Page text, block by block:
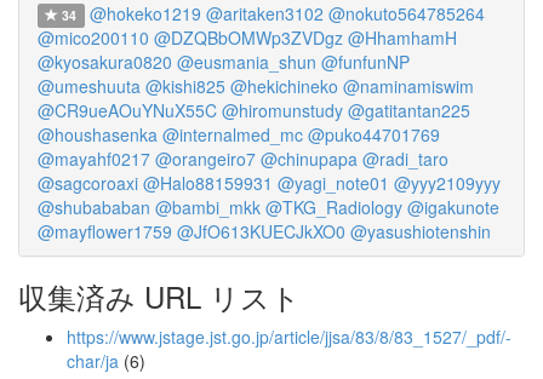
34 @hokeko1219 @aritaken3102 @nokuto564785264
@mico200110 @DZQBbOMWp3ZVDgz @HhamhamH
@kyosakura0820 @eusmania_shun @funfunNP
@umeshuuta @kishi825 @hekichineko @naminamiswim
@CR9ueAOuYNuX55C @hiromunstudy @gatitantan225
@houshasenka @internalmed_mc @puko44701769
@mayahf0217 @orangeiro7 @chinupapa @radi_taro
@sagcoroaxi @Halo88159931 @yagi_note01 @yyy2109yyy
@shubababan @bambi_mkk @TKG_Radiology @igakunote
@mayflower1759 @JfO613KUECJkXO0 @yasushiotenshin
収集済み URL リスト
https://www.jstage.jst.go.jp/article/jjsa/83/8/83_1527/_pdf/-
char/ja (6)